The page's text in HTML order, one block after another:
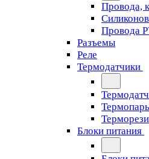
Провода,
Провода
Разъемы
Реле
Термодатчики
Блоки питания